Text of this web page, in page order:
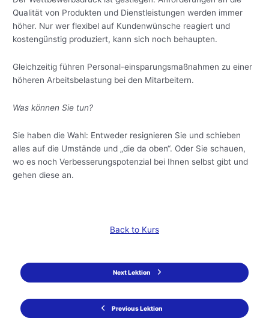
Qualität von Produkten und Dienstleistungen werden immer
höher. Nur wer flexibel auf Kundenwünsche reagiert und
kostengünstig produziert, kann sich noch behaupten.
Gleichzeitig führen Personal-einsparungsmaßnahmen zu einer
höheren Arbeitsbelastung bei den Mitarbeitern.
Was können Sie tun?
Sie haben die Wahl: Entweder resignieren Sie und schieben
alles auf die Umstände und „die da oben“. Oder Sie schauen,
wo es noch Verbesserungspotenzial bei Ihnen selbst gibt und
gehen diese an.
Previous Lektion
Back to Kurs
Next Lektion